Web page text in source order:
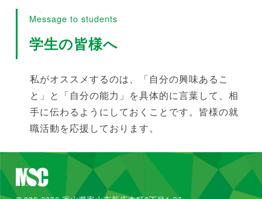
Message to students
学生の皆様へ
私がオススメするのは、「自分の興味あるこ
と」と「自分の能力」を具体的に言葉して、相
手に伝わるようにしておくことです。皆様の就
職活動を応援しております。